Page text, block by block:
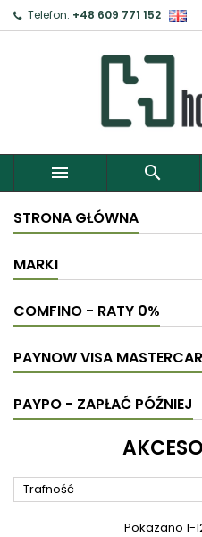
Telefon: +48 609 771 152
 
STRONA GŁÓWNA
MARKI
COMFINO - RATY 0%
PAYNOW VISA
PAYPO - ZAPŁAĆ PÓŹNIEJ
Trafność
Pokazano 1-
Zaloguj
Aby zapisać produkty do
Anuluj